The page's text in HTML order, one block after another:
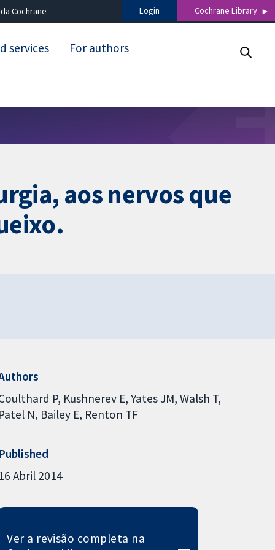
Cochrane Login Cochrane Library
services For authors
aos nervos que
P Kushnerev E Yates JM Walsh T
Patel N Bailey E Renton TF
Published
16 Abril 2014
Ver a revisão completa na